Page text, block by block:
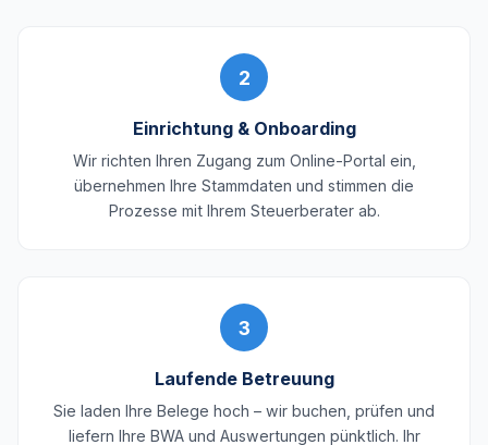
2
Einrichtung & Onboarding
Wir richten Ihren Zugang zum Online-Portal ein,
übernehmen Ihre Stammdaten und stimmen die
Prozesse mit Ihrem Steuerberater ab.
3
Laufende Betreuung
Sie laden Ihre Belege hoch – wir buchen, prüfen und
liefern Ihre BWA und Auswertungen pünktlich. Ihr